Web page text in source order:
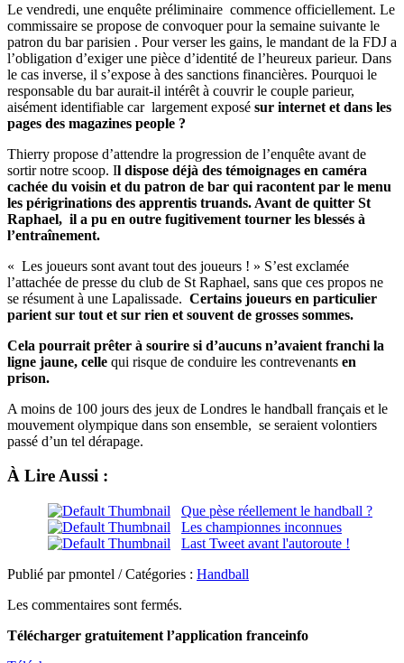
Le vendredi, une enquête préliminaire commence officiellement. Le
commissaire se propose de convoquer pour la semaine suivante le
patron du bar parisien . Pour verser les gains, le mandant de la FDJ a
l’obligation d’exiger une pièce d’identité de l’heureux parieur. Dans
le cas inverse, il s’expose à des sanctions financières. Pourquoi le
responsable du bar aurait-il intérêt à couvrir le couple parieur,
aisément identifiable car largement exposé sur internet et dans les
pages des magazines people ?
Thierry propose d’attendre la progression de l’enquête avant de
sortir notre scoop. Il dispose déjà des témoignages en caméra
cachée du voisin et du patron de bar qui racontent par le menu
les périgrinations des apprentis truands. Avant de quitter St
Raphael, il a pu en outre fugitivement tourner les blessés à
l’entraînement.
« Les joueurs sont avant tout des joueurs ! » S’est exclamée
l’attachée de presse du club de St Raphael, sans que ces propos ne
se résument à une Lapalissade. Certains joueurs en particulier
parient sur tout et sur rien et souvent de grosses sommes.
Cela pourrait prêter à sourire si d’aucuns n’avaient franchi la
ligne jaune, celle qui risque de conduire les contrevenants en
prison.
A moins de 100 jours des jeux de Londres le handball français et le
mouvement olympique dans son ensemble, se seraient volontiers
passé d’un tel dérapage.
À Lire Aussi :
Que pèse réellement le handball ?
Les championnes inconnues
Last Tweet avant l'autoroute !
Publié par pmontel / Catégories : Handball
Les commentaires sont fermés.
Télécharger gratuitement l’application franceinfo